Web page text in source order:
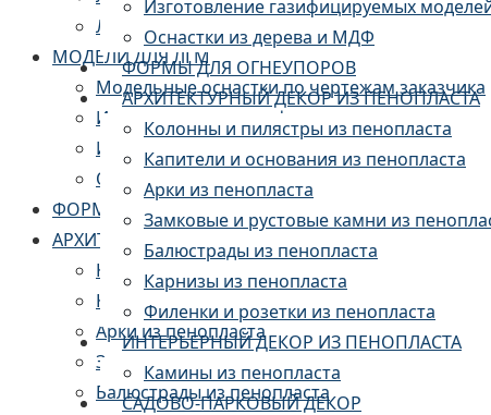
Изготовление газифицируемых
Оснастки из дерева и МДФ
ФОРМЫ ДЛЯ ОГНЕУПОРОВ
АРХИТЕКТУРНЫЙ ДЕКОР ИЗ ПЕНОПЛАСТА
Колонны и пилястры из пенопласта
Капители и основания из пенопласта
Арки из пенопласта
Замковые и рустовые камни из
Балюстрады из пенопласта
Карнизы из пенопласта
Филенки и розетки из пенопласта
ИНТЕРЬЕРНЫЙ ДЕКОР ИЗ ПЕНОПЛАСТА
Камины из пенопласта
САДОВО-ПАРКОВЫЙ ДЕКОР
ЛИТЬЕ АЛЮМИНИЯ
МОДЕЛИ ДЛЯ ЛГМ
Модельные оснастки по чертежам заказчика
Изготовление пресс-форм
Изготовление газифицируемых моделей из
Оснастки из дерева и МДФ
ФОРМЫ ДЛЯ ОГНЕУПОРОВ
АРХИТЕКТУРНЫЙ ДЕКОР ИЗ ПЕНОПЛАСТА
Колонны и пилястры из пенопласта
Капители и основания из пенопласта
Арки из пенопласта
Замковые и рустовые камни из пенопласта
Балюстрады из пенопласта